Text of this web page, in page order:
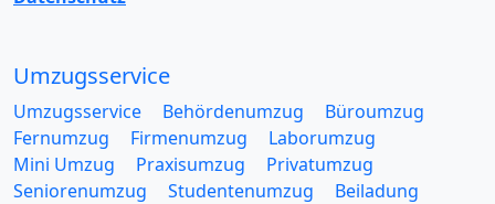
Umzugsservice
Umzugsservice Behördenumzug
Büroumzug
Fernumzug
Firmenumzug
Laborumzug
Mini Umzug
Praxisumzug
Privatumzug
Seniorenumzug
Studentenumzug
Beiladung